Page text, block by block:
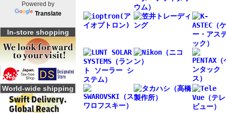
Powered by
Translate
In-store shopping
World-wide shipping